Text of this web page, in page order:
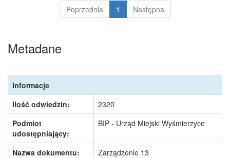
Poprzednia
1 Następna
Metadane
Informacje
Ilość odwiedzin:
2320
Podmiot
udostępniający:
BIP - Urząd Miejski Wyśmierzyce
Nazwa dokumentu:
Zarządzenie 13